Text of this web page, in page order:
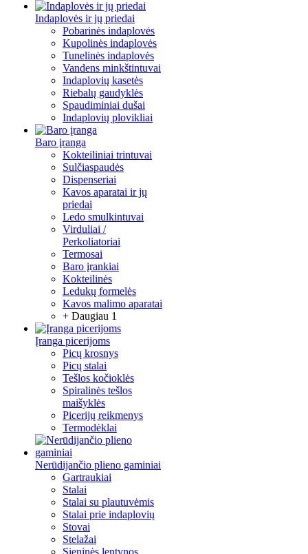
Indaplovės ir jų priedai
Pobarinės indaplovės
Kupolinės indaplovės
Tunelinės indaplovės
Vandens minkštintuvai
Indaplovių kasetės
Riebalų gaudyklės
Spaudiminiai dušai
Indaplovių plovikliai
Baro įranga
Kokteiliniai trintuvai
Sulčiaspaudės
Dispenseriai
Kavos aparatai ir jų
priedai
Ledo smulkintuvai
Virduliai /
Perkoliatoriai
Termosai
Baro įrankiai
Kokteilinės
Ledukų formelės
Kavos malimo aparatai
+ Daugiau 1
Įranga picerijoms
Picų krosnys
Picų stalai
Tešlos kočioklės
Spiralinės tešlos
maišyklės
Picerijų reikmenys
Termodėklai
Nerūdijančio plieno gaminiai
Gartraukiai
Stalai
Stalai su plautuvėmis
Stalai prie indaplovių
Stovai
Stelažai
Sieninės lentynos